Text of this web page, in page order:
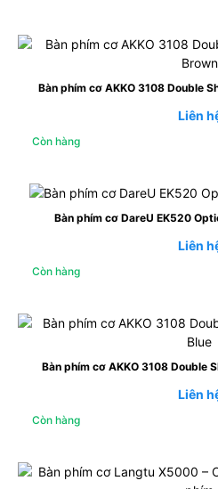
Bàn phím cơ AKKO 3108 Double
Liên
Còn hàng
Bàn phím cơ DareU EK520
Liên
Còn hàng
Bàn phím cơ AKKO 3108 Double
Liên
Còn hàng